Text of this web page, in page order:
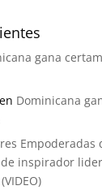
gana
Dominicana
Empoderadas
inspirador